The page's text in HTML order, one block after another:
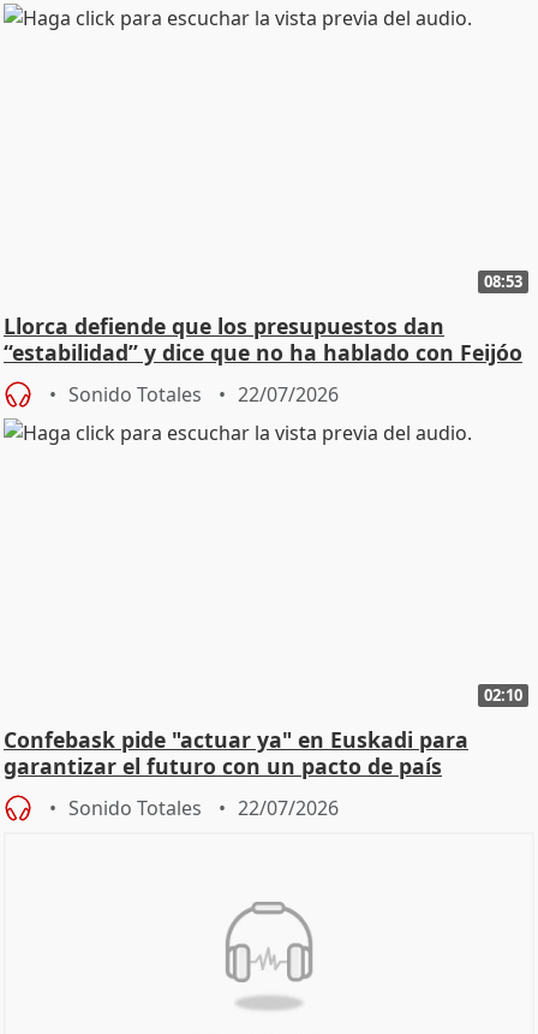
08:53
Llorca defiende que los presupuestos dan
“estabilidad” y dice que no ha hablado con Feijóo
Sonido Totales 22/07/2026
02:10
Confebask pide "actuar ya" en Euskadi para
garantizar el futuro con un pacto de país
Sonido Totales 22/07/2026